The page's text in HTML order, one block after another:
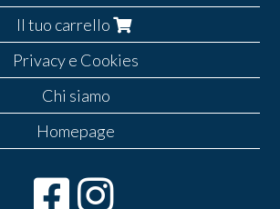
Il tuo carrello
Privacy e Cookies
Chi siamo
Homepage